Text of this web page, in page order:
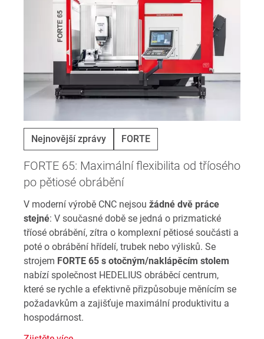
Nejnovější zprávy FORTE
FORTE 65: Maximální flexibilita od tříosého
po pětiosé obrábění
V moderní výrobě CNC nejsou žádné dvě práce
stejné: V současné době se jedná o prizmatické
tříosé obrábění, zítra o komplexní pětiosé součásti a
poté o obrábění hřídelí, trubek nebo výlisků. Se
strojem FORTE 65 s otočným/naklápěcím stolem
nabízí společnost HEDELIUS obráběcí centrum,
které se rychle a efektivně přizpůsobuje měnícím se
požadavkům a zajišťuje maximální produktivitu a
hospodárnost.